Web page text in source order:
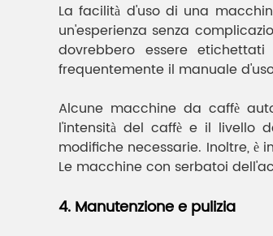
La facilità d'uso di una
un'esperienza senza
dovrebbero essere
frequentemente il manuale
Alcune macchine da caffè
l'intensità del caffè e il livello
modifiche necessarie. Inoltre,
Le macchine con serbatoi
4. Manutenzione e pulizia